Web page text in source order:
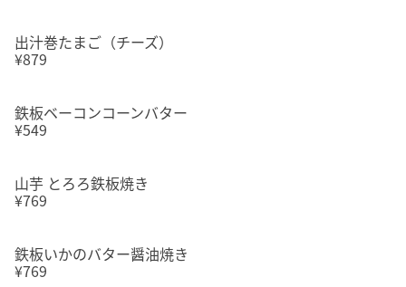
出汁巻たまご（チーズ）
¥879
鉄板ベーコンコーンバター
¥549
山芋 とろろ鉄板焼き
¥769
鉄板いかのバター醤油焼き
¥769